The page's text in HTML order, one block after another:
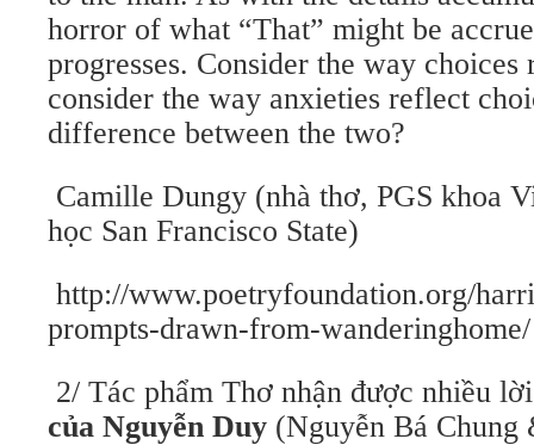
horror of what “That” might be
progresses. Consider the way
consider the way anxieties reflect
difference between the two?
Camille Dungy (nhà thơ, PGS khoa
học San Francisco State)
http://www.poetryfoundation.org/
prompts-drawn-from-wanderinghome/
2/ Tác phẩm Thơ nhận được nhiều
của Nguyễn Duy (Nguyễn Bá